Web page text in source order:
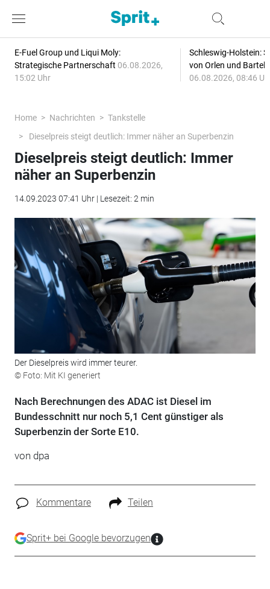
E-Fuel Group und Liqui Moly:
Strategische Partnerschaft 06.08.2026,
15:02 Uhr
Schleswig-Holstein:
von Orlen und
06.08.2026, 08:46
Home Nachrichten
Tankstelle
Dieselpreis steigt deutlich: Immer näher an Superbenzin
Dieselpreis steigt deutlich: Immer
näher an Superbenzin
14.09.2023 07:41 Uhr | Lesezeit: 2 min
Der Dieselpreis wird immer teurer.
© Foto: Mit KI generiert
Nach Berechnungen des ADAC ist Diesel im
Bundesschnitt nur noch 5,1 Cent günstiger als
Superbenzin der Sorte E10.
von dpa
Kommentare Teilen
Sprit+ bei Google bevorzugen